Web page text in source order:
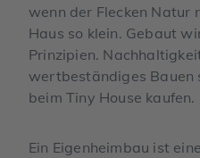
wenn der Flecken Natur
Haus so klein. Gebaut
Prinzipien.
wertbeständiges Bauen
beim Tiny House kaufen.
Ein Eigenheimbau ist